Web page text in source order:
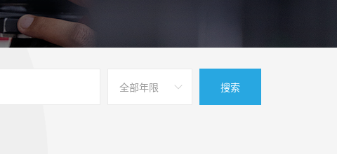
搜索